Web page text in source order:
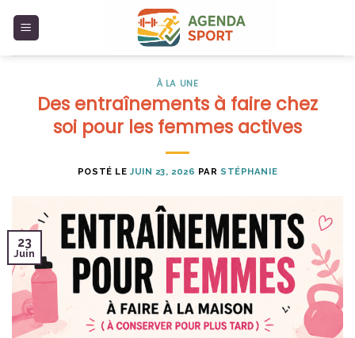
À LA UNE
Des entraînements à faire chez
soi pour les femmes actives
POSTÉ LE JUIN 23, 2026 PAR STÉPHANIE
23
Juin